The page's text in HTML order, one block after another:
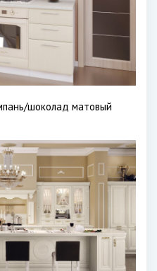
шоколад матовый